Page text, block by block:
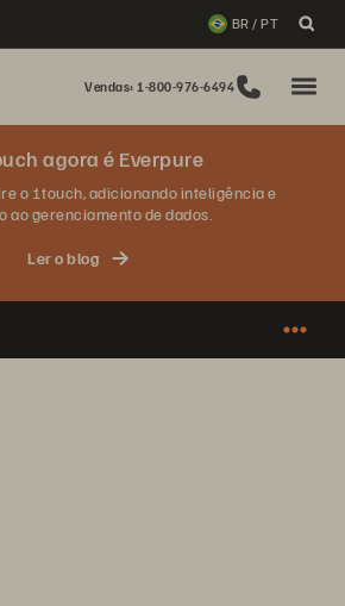
BR / PT
Vendas: 1-800-976-6494
agora é Everpure
o 1touch, adicionando inteligência e
ao gerenciamento de dados.
Ler o blog